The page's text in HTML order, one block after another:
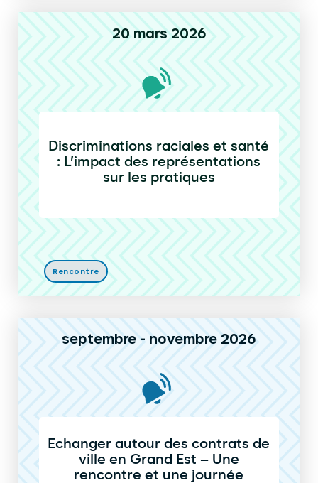
20 mars 2026
Discriminations raciales et santé
: L’impact des représentations
sur les pratiques
Rencontre
septembre - novembre 2026
Echanger autour des contrats de
ville en Grand Est – Une
rencontre et une journée